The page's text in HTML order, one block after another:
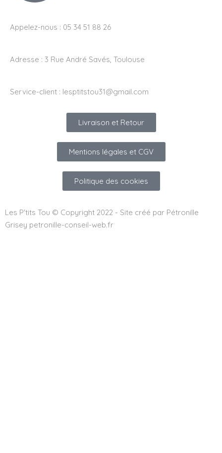
Appelez-nous : 05 34 51 88 26
Adresse : 3 Rue André Savés, Toulouse
Service-client : lesptitstou31@gmail.com
Livraison et Retour
Mentions légales et CGV
Politique des cookies
Les P'tits Tou © Copyright 2022 - Site créé par Pétronille
Grisey petronille-conseil-web.fr